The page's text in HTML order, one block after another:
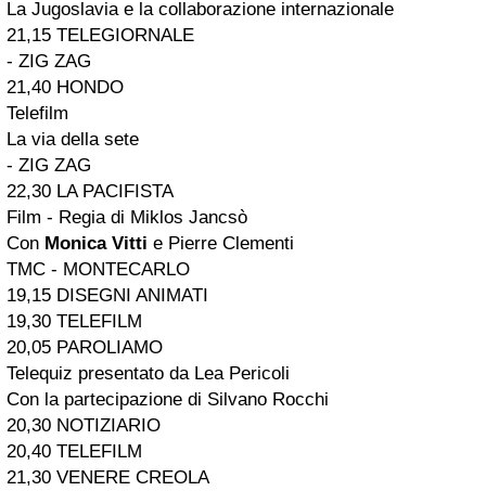
La Jugoslavia e la collaborazione internazionale
21,15 TELEGIORNALE
- ZIG ZAG
21,40 HONDO
Telefilm
La via della sete
- ZIG ZAG
22,30 LA PACIFISTA
Film - Regia di Miklos Jancsò
Con Monica Vitti e Pierre Clementi
TMC - MONTECARLO
19,15 DISEGNI ANIMATI
19,30 TELEFILM
20,05 PAROLIAMO
Telequiz presentato da Lea Pericoli
Con la partecipazione di Silvano Rocchi
20,30 NOTIZIARIO
20,40 TELEFILM
21,30 VENERE CREOLA